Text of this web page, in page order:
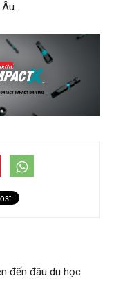
đến đâu du học